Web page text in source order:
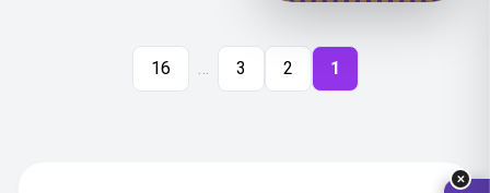
1
2
3
…
16
✕